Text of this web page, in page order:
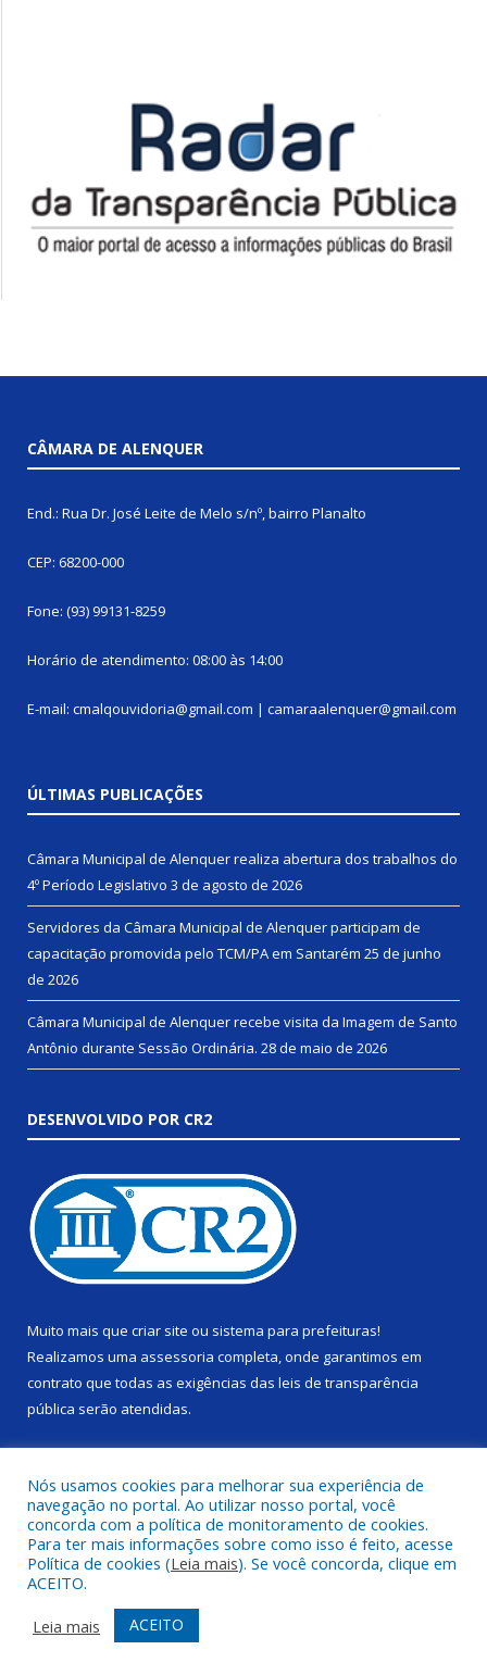
CÂMARA DE ALENQUER
End.: Rua Dr. José Leite de Melo s/nº, bairro Planalto
CEP: 68200-000
Fone: (93) 99131-8259
Horário de atendimento: 08:00 às 14:00
E-mail: cmalqouvidoria@gmail.com | camaraalenquer@gmail.com
ÚLTIMAS PUBLICAÇÕES
Câmara Municipal de Alenquer realiza abertura dos trabalhos do
4º Período Legislativo 3 de agosto de 2026
Servidores da Câmara Municipal de Alenquer participam de
capacitação promovida pelo TCM/PA em Santarém 25 de junho
de 2026
Câmara Municipal de Alenquer recebe visita da Imagem de Santo
Antônio durante Sessão Ordinária. 28 de maio de 2026
DESENVOLVIDO POR CR2
Muito mais que criar site ou sistema para prefeituras!
Realizamos uma assessoria completa, onde garantimos em
contrato que todas as exigências das leis de transparência
pública serão atendidas.
Todos os direitos reservados a Câmara Municipal de Alenquer.
Mapa do Site
Acessar Área Administrativa
Acessar Webmail
Nós usamos cookies para melhorar sua experiência de
navegação no portal. Ao utilizar nosso portal, você
concorda com a política de monitoramento de cookies.
Para ter mais informações sobre como isso é feito, acesse
Política de cookies (Leia mais). Se você concorda, clique em
ACEITO.
Leia mais
ACEITO